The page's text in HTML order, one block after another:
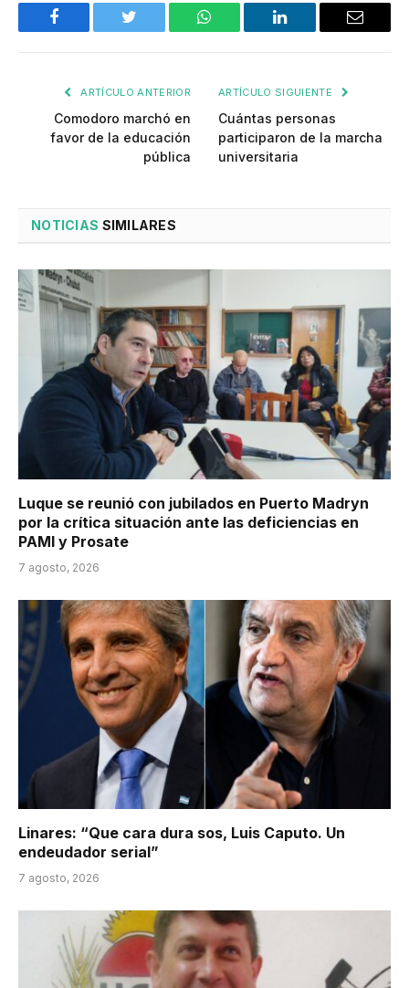
Facebook Twitter WhatsApp LinkedIn Email
ARTÍCULO ANTERIOR
Comodoro marchó en
favor de la educación
pública
ARTÍCULO SIGUIENTE
Cuántas personas
participaron de la marcha
universitaria
NOTICIAS SIMILARES
Luque se reunió con jubilados en Puerto Madryn
por la crítica situación ante las deficiencias en
PAMI y Prosate
7 agosto, 2026
Linares: “Que cara dura sos, Luis Caputo. Un
endeudador serial”
7 agosto, 2026